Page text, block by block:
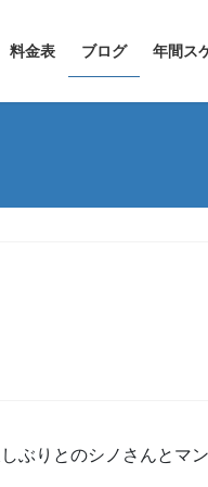
料金表 ブログ 年間ス
ぶりとのシノさんとマ